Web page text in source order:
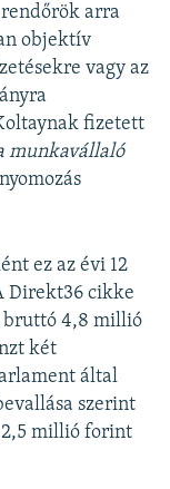
arra
objektív
vagy az
fizetett
munkavállaló
ez az évi 12
Direkt36 cikke
bruttó 4,8 millió
két
által
szerint
2,5 millió forint